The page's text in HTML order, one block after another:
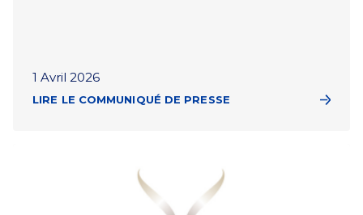
1 Avril 2026
LIRE LE COMMUNIQUÉ DE PRESSE